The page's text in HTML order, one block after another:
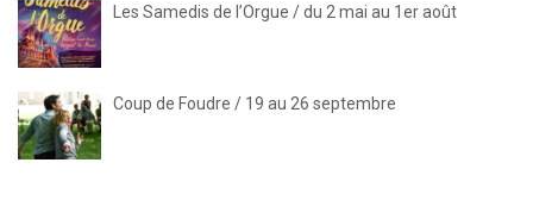
Les Samedis de l’Orgue / du 2 mai au 1er août
Coup de Foudre / 19 au 26 septembre